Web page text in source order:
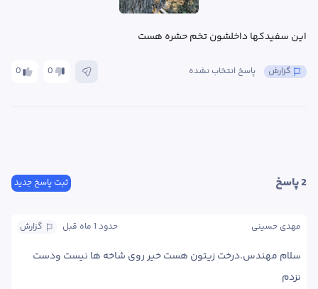
این سفیدکها داخلشون تخم حشره هست
0 0 پاسخ انتخاب نشده گزارش
ثبت پاسخ جدید 2 پاسخ
گزارش حدود 1 ماه قبل مهدی حسینی
نزدم